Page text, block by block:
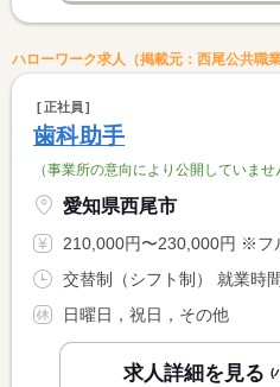
ハローワーク求人（掲載元：西尾公共職業
正社員
歯科助手
（事業所の意向により公開していませ
愛知県西尾市
210,000円〜230,000円 ※フルタイム求人の場合は月額（換算
日曜日，祝日，その他
求人詳細を見る (